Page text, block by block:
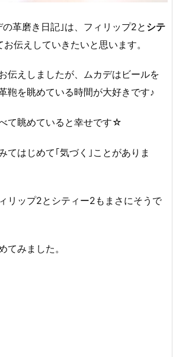
革磨き日記｣は、フィリップ2と シテ
お伝えしていきたいと思います。
伝えしましたが、ムカデはビールを
鞄を眺めている時間が大好きです♪
て眺めていると幸せです☆
てはじめて｢気づく｣ことがありま
リップ2とシティー2もまさにそうで
てみました。